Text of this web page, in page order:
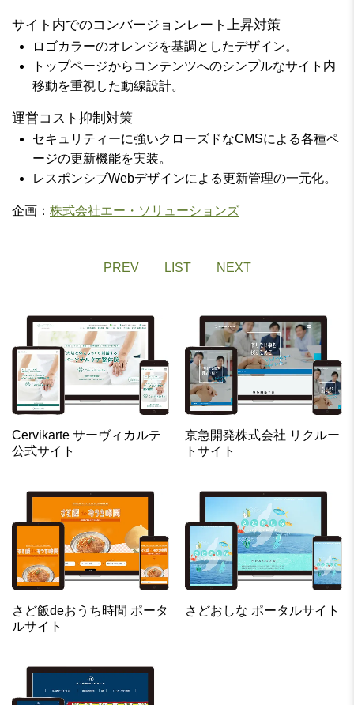
サイト内でのコンバージョンレート上昇対策
ロゴカラーのオレンジを基調としたデザイン。
トップページからコンテンツへのシンプルなサイト内
移動を重視した動線設計。
運営コスト抑制対策
セキュリティーに強いクローズドなCMSによる各種ペ
ージの更新機能を実装。
レスポンシブWebデザインによる更新管理の一元化。
企画： 株式会社エー・ソリューションズ
PREV LIST NEXT
Cervikarte サーヴィカルテ
公式サイト
京急開発株式会社 リクルー
トサイト
さど飯deおうち時間 ポータ
ルサイト
さどおしな ポータルサイト